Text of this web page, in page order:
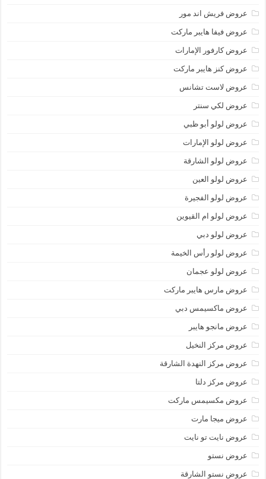
عروض فريش اند مور
عروض فيفا هايبر ماركت
عروض كارفور الإمارات
عروض كنز هايبر ماركت
عروض لاست تشانس
عروض لكي سنتر
عروض لولو أبو ظبي
عروض لولو الإمارات
عروض لولو الشارقة
عروض لولو العين
عروض لولو الفجيرة
عروض لولو ام القيوين
عروض لولو دبي
عروض لولو رأس الخيمة
عروض لولو عجمان
عروض مارس هايبر ماركت
عروض ماكسيمس دبي
عروض مانجو هايبر
عروض مركز النخيل
عروض مركز النهدة الشارقة
عروض مركز دلتا
عروض مكسيمس ماركت
عروض ميجا مارت
عروض نايت تو نايت
عروض نستو
عروض نستو الشارقة